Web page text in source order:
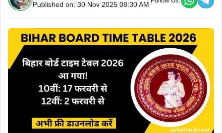
Published on: 30 Nov 2025 08:30 AM